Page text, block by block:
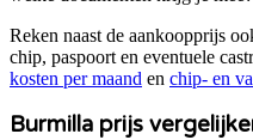
Reken naast de aankoopprijs
chip, paspoort en eventuele
kosten per maand en chip- en
Burmilla prijs